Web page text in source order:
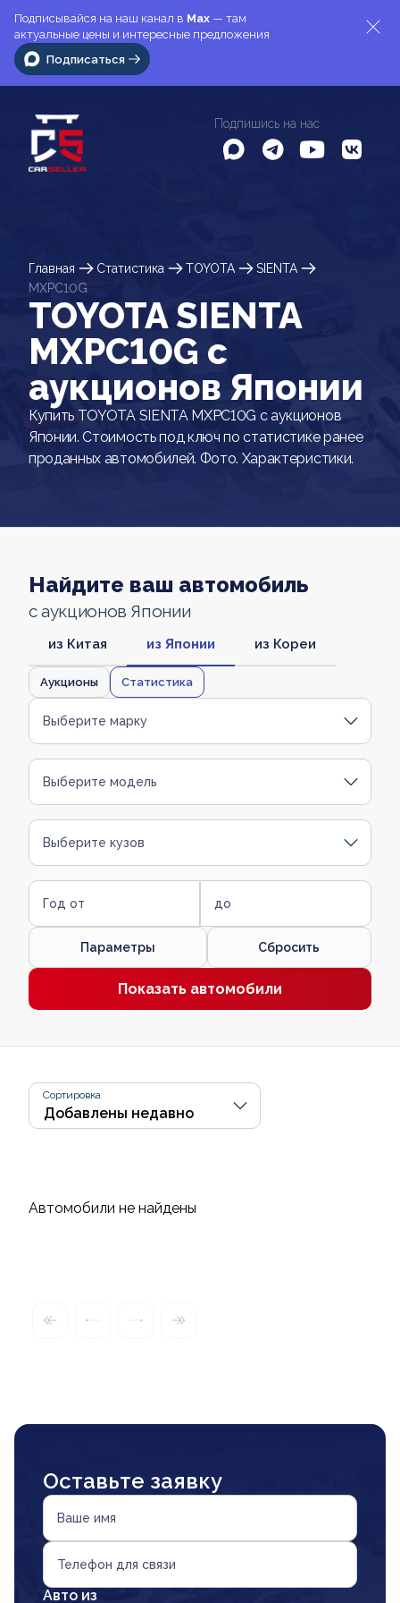
Подписывайся на наш канал в Max — там
актуальные цены и интересные предложения
Подписаться
Подпишись на нас
Главная Статистика TOYOTA
SIENTA
MXPC10G
TOYOTA SIENTA
MXPC10G c
аукционов Японии
Купить TOYOTA SIENTA MXPC10G с аукционов
Японии. Стоимость под ключ по статистике ранее
проданных автомобилей. Фото. Характеристики.
Найдите ваш автомобиль
с аукционов Японии
из Китая из Японии из Кореи
Аукционы Статистика
Выберите марку
Выберите модель
Выберите кузов
Год от до
Параметры Сбросить
Показать автомобили
Сортировка
Автомобили не найдены
Оставьте заявку
Ваше имя
Телефон для связи
Авто из